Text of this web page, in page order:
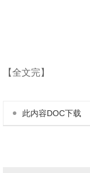
多通道篮筐式洗碗机
【全文完】
此内容DOC下载